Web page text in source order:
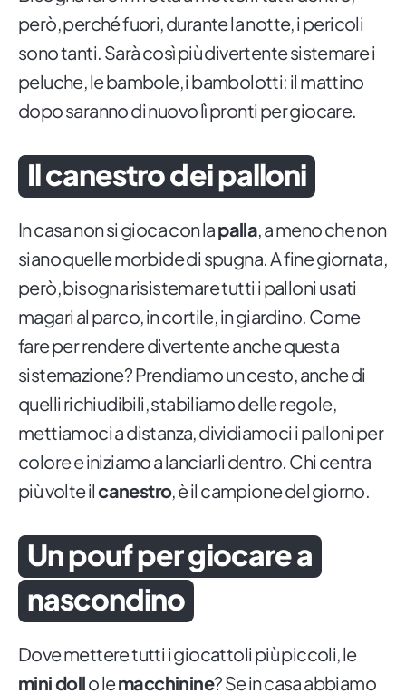
però, perché fuori, durante la notte, i pericoli
sono tanti. Sarà così più divertente sistemare i
peluche, le bambole, i bambolotti: il mattino
dopo saranno di nuovo lì pronti per giocare.
Il canestro dei palloni
In casa non si gioca con lapalla, a meno che non
siano quelle morbide di spugna. A fine giornata,
però, bisogna risistemare tutti i palloni usati
magari al parco, in cortile, in giardino. Come
fare per rendere divertente anche questa
sistemazione? Prendiamo un cesto, anche di
quelli richiudibili, stabiliamo delle regole,
mettiamoci a distanza, dividiamoci i palloni per
colore e iniziamo a lanciarli dentro. Chi centra
più volte ilcanestro, è il campione del giorno.
Un pouf per giocare a
nascondino
Dove mettere tutti i giocattoli più piccoli, le
mini dollo lemacchinine? Se in casa abbiamo